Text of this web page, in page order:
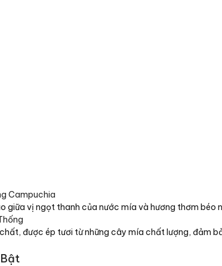
Campuchia
giữa vị ngọt thanh của nước mía và hương thơm
được ép tươi từ những cây mía chất lượng, đảm